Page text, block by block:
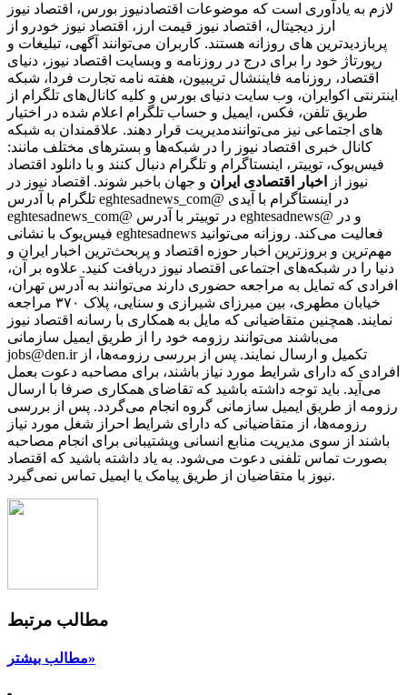
لازم به یادآوری است که موضوعات اقتصادنیوز بورس، اقتصاد نیوز
ارز دیجیتال، اقتصاد نیوز قیمت ارز، اقتصاد نیوز خودرو از
پربازدیدترین های روزانه هستند. کاربران می‌توانند آگهی، تبلیغات و
رپورتاژ خود را برای درج در روزنامه و وبسایت اقتصاد نیوز، دنیای
اقتصاد، روزنامه فایننشال تریبیون، هفته نامه تجارت فردا، شبکه
اینترنتی اکوایران، وب سایت دنیای بورس و کلیه کانال‌های تلگرام از
طریق تلفن، فکس، ایمیل و حساب تلگرام اعلام شده در اختیار
مدیریت قرار دهند. علاقمندان به شبکه‎‌های اجتماعی نیز می‌توانند
کانال خبری اقتصاد نیوز را در شبکه‌ها و بسترهای مختلف مانند:
فیس‌بوک، توییتر، اینستاگرام و تلگرام دنبال کنند و با دانلود اقتصاد
نیوز از
اخبار اقتصادی ایران و جهان باخبر شوند. اقتصاد نیوز در
تلگرام با آدرس eghtesadnews_com@ در اینستاگرام با آیدی
eghtesadnews_com@ در توییتر با آدرس eghtesadnews@ و در
فیس‌بوک با نشانی eghtesadnews فعالیت می‌کند. روزانه می‌توانید
مهم‌ترین و بروزترین اخبار حوزه اقتصاد و پربحث‌ترین اخبار ایران و
دنیا را در شبکه‌های اجتماعی اقتصاد نیوز دریافت کنید. علاوه بر آن،
افرادی که تمایل به مراجعه حضوری دارند می‌توانند به آدرس تهران،
خیابان مطهری، بین میرزای شیرازی و سنایی، پلاک ۳۷۰ مراجعه
نمایند. همچنین متقاضیانی که مایل به همکاری با رسانه‌ اقتصاد نیوز
می‌باشند می‌توانند رزومه خود را از طریق ایمیل سازمانی
jobs@den.ir تکمیل و ارسال نمایند. پس از بررسی رزومه‌ها، از
افرادی که دارای شرایط مورد نیاز باشند، برای مصاحبه دعوت بعمل
می‌آید. باید توجه داشته باشید که تقاضای همکاری صرفا با ارسال
رزومه از طریق ایمیل سازمانی گروه انجام می‌گردد. پس از بررسی
رزومه‌ها، از متقاضیانی که دارای شرایط احراز شغل مورد نیاز
باشند از سوی مدیریت منابع انسانی وپشتیبانی برای انجام مصاحبه
بصورت تماس تلفنی دعوت می‌شود. به یاد داشته باشید که اقتصاد
نیوز با متقاضیان از طریق پیامک یا ایمیل تماس نمی‌گیرد.
مطالب مرتبط
مطالب بیشتر»